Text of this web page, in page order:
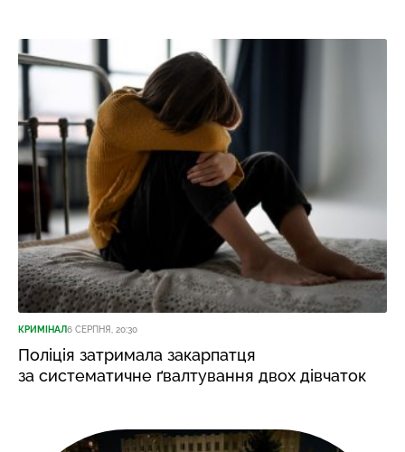
КРИМІНАЛ6 СЕРПНЯ, 20:30
Поліція затримала закарпатця
за систематичне ґвалтування двох дівчаток